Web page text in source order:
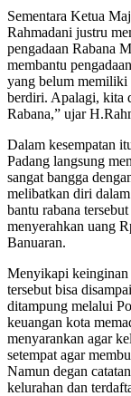
Sementara Ketua
Rahmadani justru
pengadaan Rabana
membantu
yang belum
berdiri. Apalagi, kita
Rabana,” ujar
Dalam kesempatan
Padang langsung
sangat bangga
melibatkan diri
bantu rabana
menyerahkan uang
Banuaran.
Menyikapi keinginan
tersebut bisa
ditampung melalui
keuangan kota
menyarankan agar
setempat agar
Namun degan
kelurahan dan